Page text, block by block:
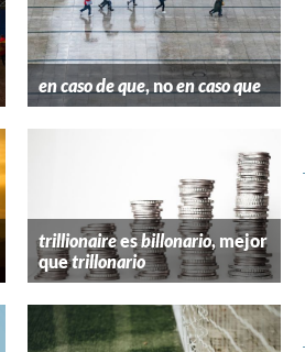
en caso de que, noen caso que
trillionaireesbillonario, mejor
quetrillonario